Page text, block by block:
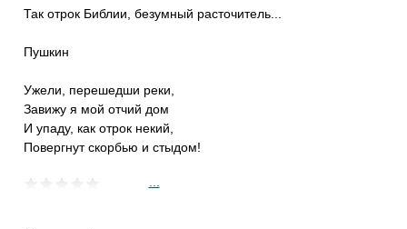
Так отрок Библии, безумный расточитель...
Пушкин
Ужели, перешедши реки,
Завижу я мой отчий дом
И упаду, как отрок некий,
Повергнут скорбью и стыдом!